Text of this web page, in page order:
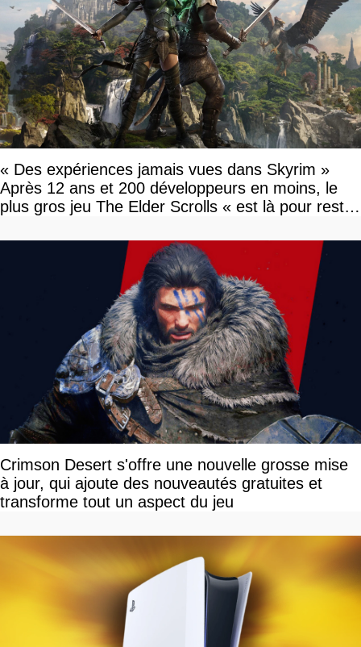
« Des expériences jamais vues dans Skyrim »
Après 12 ans et 200 développeurs en moins, le
plus gros jeu The Elder Scrolls « est là pour rester
Crimson Desert s'offre une nouvelle grosse mise
à jour, qui ajoute des nouveautés gratuites et
transforme tout un aspect du jeu